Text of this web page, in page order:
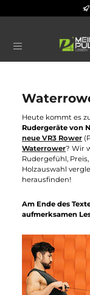
Zum Hauptinhalt
Heute kommt
Rudergeräte
neue VR3
Waterrower
?
Rudergefühl,
herausfinden!
aufmerksamen